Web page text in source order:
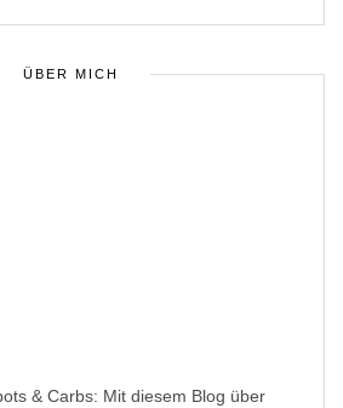
ÜBER MICH
& Carbs: Mit diesem Blog über